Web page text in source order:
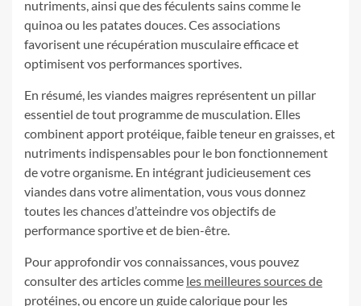
nutriments, ainsi que des féculents sains comme le
quinoa ou les patates douces. Ces associations
favorisent une récupération musculaire efficace et
optimisent vos performances sportives.
En résumé, les viandes maigres représentent un pillar
essentiel de tout programme de musculation. Elles
combinent apport protéique, faible teneur en graisses, et
nutriments indispensables pour le bon fonctionnement
de votre organisme. En intégrant judicieusement ces
viandes dans votre alimentation, vous vous donnez
toutes les chances d’atteindre vos objectifs de
performance sportive et de bien-être.
Pour approfondir vos connaissances, vous pouvez
consulter des articles comme les meilleures sources de
protéines, ou encore un guide calorique pour les